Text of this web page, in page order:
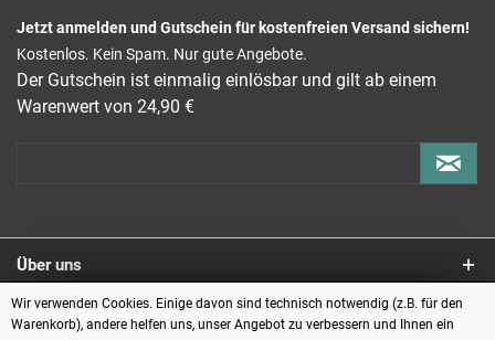
Jetzt anmelden und Gutschein für kostenfreien Versand sichern!
Kostenlos. Kein Spam. Nur gute Angebote.
Der Gutschein ist einmalig einlösbar und gilt ab einem
Warenwert von 24,90 €
Über uns
Service
Wir verwenden Cookies. Einige davon sind technisch notwendig (z.B. für den
Warenkorb), andere helfen uns, unser Angebot zu verbessern und Ihnen ein